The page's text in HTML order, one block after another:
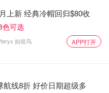
上新 经典冷帽回归$80收
色可选
始祖鸟 APP打开
航线8折 好价日期超级多